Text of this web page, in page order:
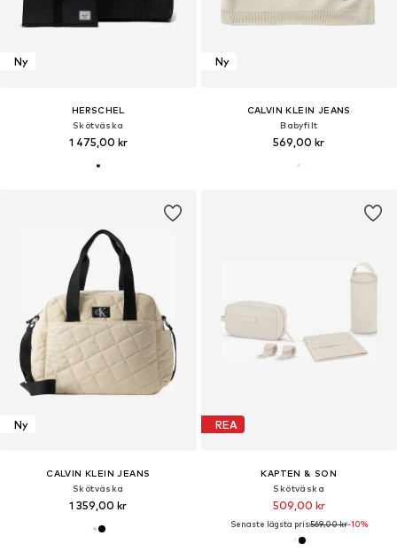
Ny
HERSCHEL
Skötväska
1 475,00 kr
Ny
CALVIN KLEIN JEANS
Babyfilt
569,00 kr
Ny
CALVIN KLEIN JEANS
Skötväska
1 359,00 kr
REA
KAPTEN & SON
Skötväska
509,00 kr
Senaste lägsta pris:569,00 kr-10%